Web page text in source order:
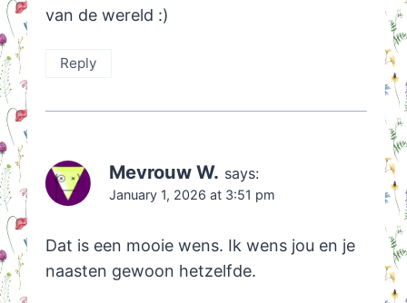
van de wereld :)
Reply
Mevrouw W. says:
January 1, 2026 at 3:51 pm
Dat is een mooie wens. Ik wens jou en je
naasten gewoon hetzelfde.